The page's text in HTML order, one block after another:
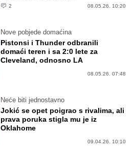
2 08.05.26. 10:20
Nove pobjede domaćina
Pistonsi i Thunder odbranili
domaći teren i sa 2:0 lete za
Cleveland, odnosno LA
08.05.26. 07:48
Neće biti jednostavno
Jokić se opet poigrao s rivalima, ali
prava poruka stigla mu je iz
Oklahome
09.04.26. 10:10